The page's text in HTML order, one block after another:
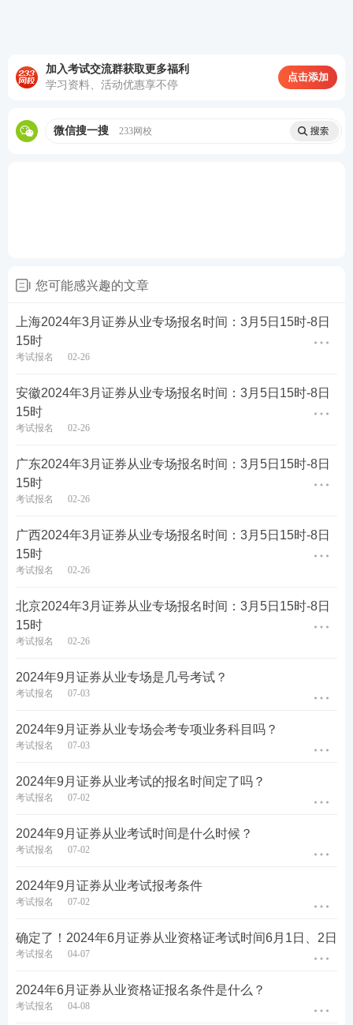
第三步：阅读承诺书，勾选“我已阅读并承诺”，进行
第四步：填写报名信息，确保信息真实有效，保存进
入下一步。
无需上传，沿用原来的照片即可。
加入考试交流群获取更多福利
学习资料、活动优惠享不停
点击添加
微信搜一搜 233网校
您可能感兴趣的文章
上海2024年3月证券从业专场报名时间：3月5日15时-8日
15时
考试报名 02-26
安徽2024年3月证券从业专场报名时间：3月5日15时-8日
15时
考试报名 02-26
广东2024年3月证券从业专场报名时间：3月5日15时-8日
15时
考试报名 02-26
广西2024年3月证券从业专场报名时间：3月5日15时-8日
15时
考试报名 02-26
北京2024年3月证券从业专场报名时间：3月5日15时-8日
15时
考试报名 02-26
2024年9月证券从业专场是几号考试？
考试报名 07-03
2024年9月证券从业专场会考专项业务科目吗？
考试报名 07-03
2024年9月证券从业考试的报名时间定了吗？
考试报名 07-02
2024年9月证券从业考试时间是什么时候？
考试报名 07-02
2024年9月证券从业考试报考条件
考试报名 07-02
确定了！2024年6月证券从业资格证考试时间6月1日、2日
考试报名 04-07
2024年6月证券从业资格证报名条件是什么？
考试报名 04-08